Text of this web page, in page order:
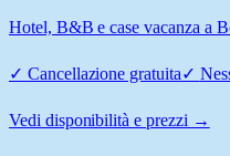
Hotel, B&B e case vacanza a
✓ Cancellazione gratuita✓
Vedi disponibilità e prezzi →